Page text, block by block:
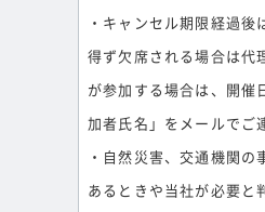
・キャンセル期限経過
得ず欠席される場合は代
が参加する場合は、開催
加者氏名」をメールでご
・自然災害、交通機関
あるときや当社が必要と